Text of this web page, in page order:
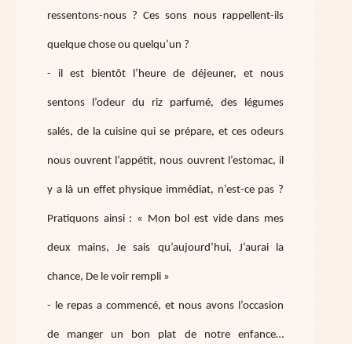
ressentons-nous ? Ces sons nous rappellent-ils
quelque chose ou quelqu’un ?
- il est bientôt l’heure de déjeuner, et nous
sentons l’odeur du riz parfumé, des légumes
salés, de la cuisine qui se prépare, et ces odeurs
nous ouvrent l’appétit, nous ouvrent l’estomac, il
y a là un effet physique immédiat, n’est-ce pas ?
Pratiquons ainsi : « Mon bol est vide dans mes
deux mains, Je sais qu’aujourd’hui, J’aurai la
chance, De le voir rempli »
- le repas a commencé, et nous avons l’occasion
de manger un bon plat de notre enfance…